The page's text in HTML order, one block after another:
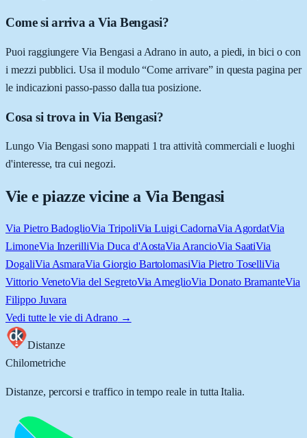
Come si arriva a Via Bengasi?
Puoi raggiungere Via Bengasi a Adrano in auto, a piedi, in bici o con
i mezzi pubblici. Usa il modulo “Come arrivare” in questa pagina per
le indicazioni passo-passo dalla tua posizione.
Cosa si trova in Via Bengasi?
Lungo Via Bengasi sono mappati 1 tra attività commerciali e luoghi
d'interesse, tra cui negozi.
Vie e piazze vicine a Via Bengasi
Via Pietro BadoglioVia TripoliVia Luigi CadornaVia AgordatVia
LimoneVia InzerilliVia Duca d'AostaVia ArancioVia SaatiVia
DogaliVia AsmaraVia Giorgio BartolomasiVia Pietro ToselliVia
Vittorio VenetoVia del SegretoVia AmeglioVia Donato BramanteVia
Filippo Juvara
Vedi tutte le vie di Adrano→
Distanze
Chilometriche
Distanze, percorsi e traffico in tempo reale in tutta Italia.